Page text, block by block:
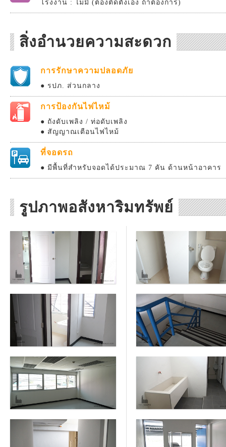
โรงงาน : ไม่มี (ต้องติดตั้งเอง ถ้าต้องการ)
สิ่งอำนวยความสะดวก
การรักษาความปลอดภัย
● รปภ. ส่วนกลาง
การป้องกันไฟไหม้
● ถังดับเพลิง / ท่อดับเพลิง
● สัญญาณเตือนไฟไหม้
ที่จอดรถ
● มีพื้นที่สำหรับจอดได้ประมาณ 7 คัน ด้านหน้าอาคาร
รูปภาพอสังหาริมทรัพย์